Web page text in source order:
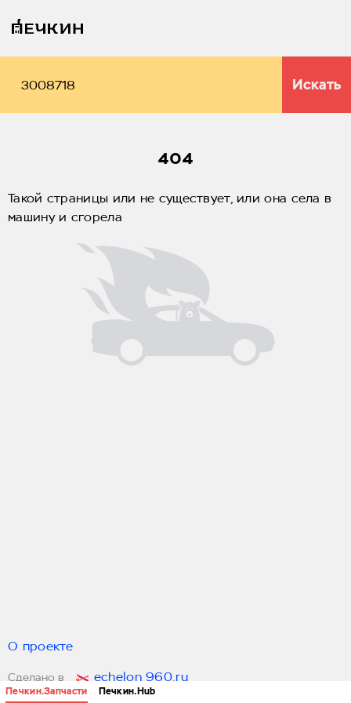
Печкин.Запчасти Печкин.Hub
Искать
404
Такой страницы или не существует, или она села в
машину и сгорела
О проекте
Сделано в echelon 960.ru